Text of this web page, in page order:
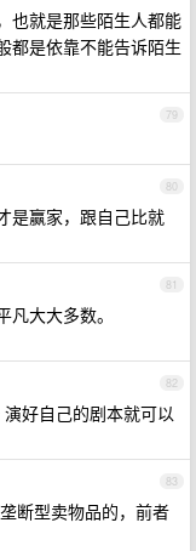
也就是那些陌生人都能
都是依靠不能告诉陌生
79
80
是赢家，跟自己比就
81
大大多数。
82
好自己的剧本就可以
83
断型卖物品的，前者